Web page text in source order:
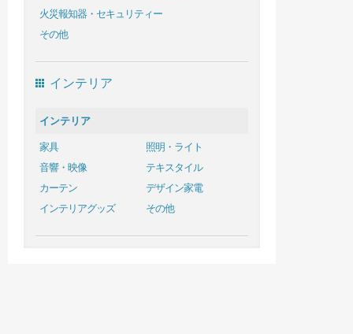
火災報知器・セキュリティー
その他
インテリア
インテリア
家具
照明・ライト
音響・映像
テキスタイル
カーテン
デザイン家電
インテリアグッズ
その他